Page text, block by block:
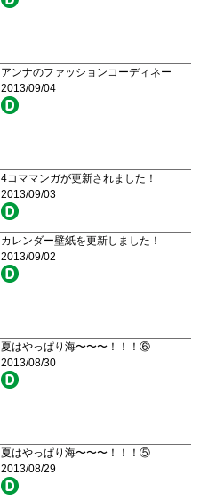
アンナのファッションコーディネー
2013/09/04
4コママンガが更新されました！
2013/09/03
カレンダー壁紙を更新しました！
2013/09/02
夏はやっぱり海〜〜〜！！！⑥
2013/08/30
夏はやっぱり海〜〜〜！！！⑤
2013/08/29